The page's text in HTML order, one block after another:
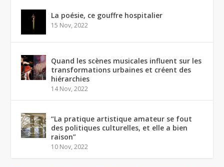
La poésie, ce gouffre hospitalier
15 Nov, 2022
Quand les scènes musicales influent sur les
transformations urbaines et créent des
hiérarchies
14 Nov, 2022
“La pratique artistique amateur se fout
des politiques culturelles, et elle a bien
raison”
10 Nov, 2022